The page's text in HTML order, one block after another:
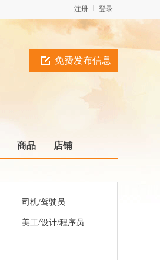
登录
注册
免费发布信息
商品 店铺
司机/驾驶员
美工/设计/程序员